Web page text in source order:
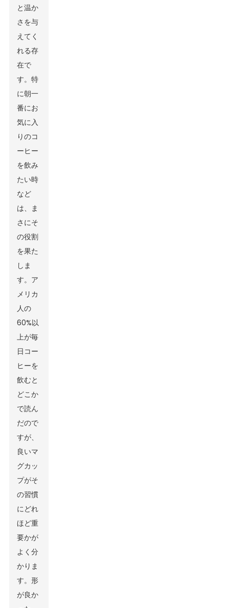
と温か
さを与
えてく
れる存
在で
す。特
に朝一
番にお
気に入
りのコ
ーヒー
を飲み
たい時
など
は、ま
さにそ
の役割
を果た
しま
す。ア
メリカ
人の
60%以
上が毎
日コー
ヒーを
飲むと
どこか
で読ん
だので
すが、
良いマ
グカッ
プがそ
の習慣
にどれ
ほど重
要かが
よく分
かりま
す。形
が良か